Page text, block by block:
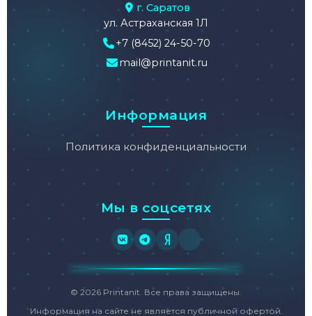
г. Саратов
ул. Астраханская 1Л
+7 (8452) 24-50-70
mail@printanit.ru
Информация
Политика конфиденциальности
Мы в соцсетях
© 2026 Printanit. Все права защищены.
Информация на сайте не является публичной офертой.